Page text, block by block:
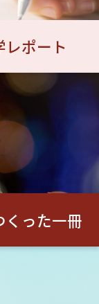
レポート
くった一冊